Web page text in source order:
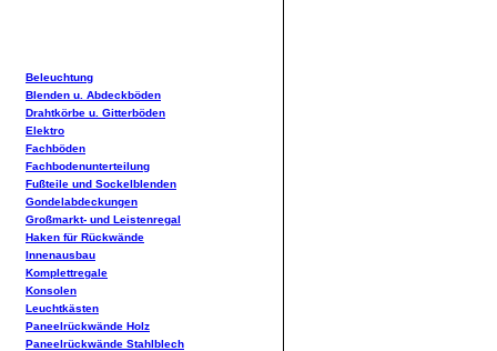
Beleuchtung
Blenden u. Abdeckböden
Drahtkörbe u. Gitterböden
Elektro
Fachböden
Fachbodenunterteilung
Fußteile und Sockelblenden
Gondelabdeckungen
Großmarkt- und Leistenregal
Haken für Rückwände
Innenausbau
Komplettregale
Konsolen
Leuchtkästen
Paneelrückwände Holz
Paneelrückwände Stahlblech